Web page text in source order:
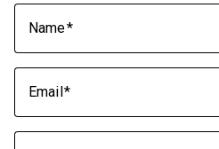
Name
Email